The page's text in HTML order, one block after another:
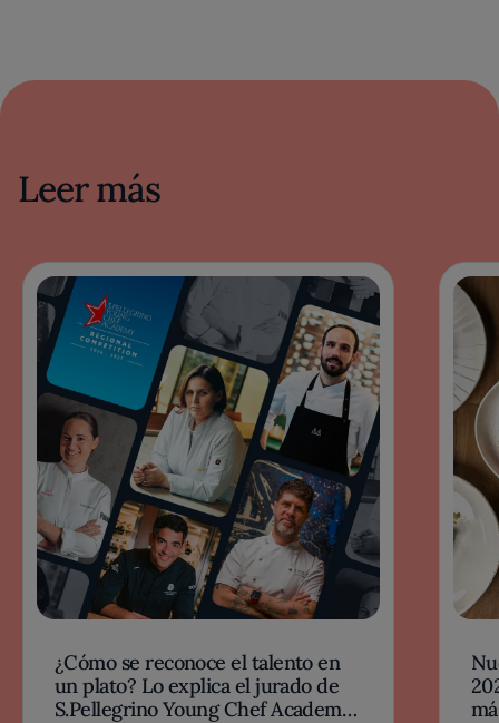
Leer más
¿Cómo se reconoce el talento en
un plato? Lo explica el jurado de
S.Pellegrino Young Chef Academy